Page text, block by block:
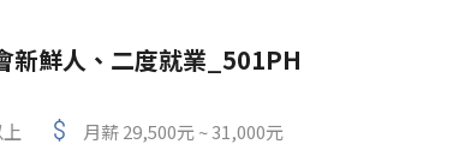
新鮮人、二度就業_501PH
月薪 29,500元 ~ 31,000元